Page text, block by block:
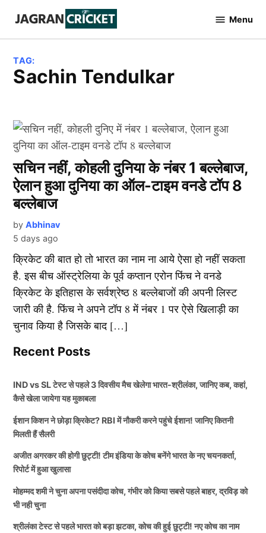
content
Cricket
Menu
TAG:
Sachin Tendulkar
सचिन नहीं, कोहली दुनिया के नंबर 1 बल्लेबाज,
ऐलान हुआ दुनिया का ऑल-टाइम वनडे टॉप 8
बल्लेबाज
by Abhinav
5 days ago
क्रिकेट की बात हो तो भारत का नाम ना आये ऐसा हो नहीं सकता
है. इस बीच ऑस्ट्रेलिया के पूर्व कप्तान एरोन फिंच ने वनडे
क्रिकेट के इतिहास के सर्वश्रेष्ठ 8 बल्लेबाजों की अपनी लिस्ट
जारी की है. फिंच ने अपने टॉप 8 में नंबर 1 पर ऐसे खिलाड़ी का
चुनाव किया है जिसके बाद […]
Recent Posts
IND vs SL टेस्ट से पहले 3 दिवसीय मैच खेलेगा भारत-श्रीलंका, जानिए कब, कहां,
कैसे खेला जायेगा यह मुकाबला
ईशान किशन ने छोड़ा क्रिकेट? RBI में नौकरी करने पहुंचे ईशान! जानिए कितनी
मिलती हैं सैलरी
अजीत अगरकर की होगी छुट्टी! टीम इंडिया के कोच बनेंगे भारत के नए चयनकर्ता,
रिपोर्ट में हुआ खुलासा
मोहम्मद शमी ने चुना अपना पसंदीदा कोच, गंभीर को किया सबसे पहले बाहर, द्रविड़ को
भी नही चुना
श्रीलंका टेस्ट से पहले भारत को बड़ा झटका, कोच की हुई छुट्टी! नए कोच का नाम